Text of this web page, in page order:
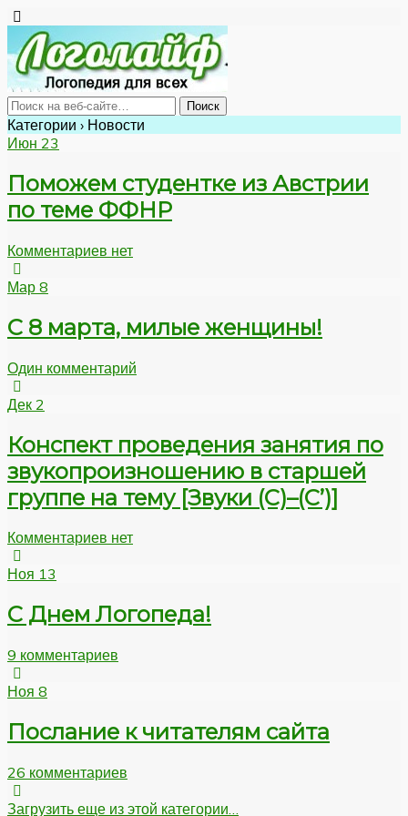
Категории › Новости
Июн 23
Поможем студентке из Австрии
по теме ФФНР
Комментариев нет
Мар 8
С 8 марта, милые женщины!
Один комментарий
Дек 2
Конспект проведения занятия по
звукопроизношению в старшей
группе на тему [Звуки (С)–(С’)]
Комментариев нет
Ноя 13
С Днем Логопеда!
9 комментариев
Ноя 8
Послание к читателям сайта
26 комментариев
Загрузить еще из этой категории…